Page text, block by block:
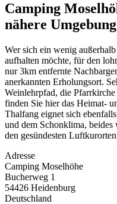
Camping
nähere Umgebung
Wer sich ein wenig
aufhalten möchte, für den
nur 3km entfernte
anerkannten Erholungsort.
Weinlehrpfad, die
finden Sie hier das Heimat-
Thalfang eignet sich
und dem Schonklima, beides
den gesündesten
Adresse
Camping Moselhöhe
Bucherweg 1
54426 Heidenburg
Deutschland